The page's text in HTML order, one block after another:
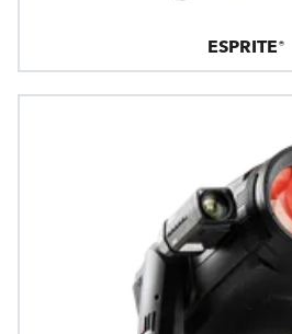
ESPRITE®